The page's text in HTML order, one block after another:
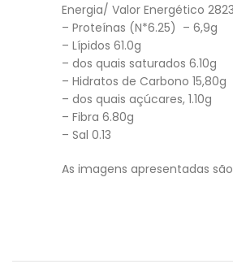
Energia/ Valor Energético
– Proteínas (N*6.25) – 6,9g
– Lípidos 61.0g
– dos quais saturados 6.10g
– Hidratos de Carbono 15,80g
– dos quais açúcares, 1.10g
– Fibra 6.80g
– Sal 0.13
As imagens apresentadas